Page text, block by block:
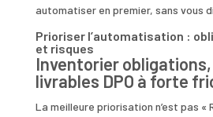
automatiser en premier, sans vous
Prioriser l’automatisation :
et risques
Inventorier
livrables DPO à forte
La meilleure priorisation n’est pas «